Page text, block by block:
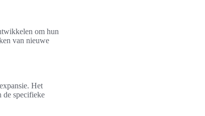
om hun
van nieuwe
Het
de specifieke